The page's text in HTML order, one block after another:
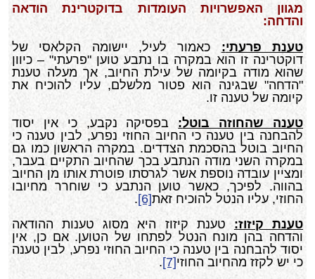
מגוון האפשרויות העומדות בדוקטרינת הודאה
והדחה:
טענת פרעתי: כאמור לעיל, יישומה הקלאסי של
דוקטרינה זו הוא במקרה בו נתבע טוען "פרעתי" – כיוון
שהוא מודה בקיומה של עילת החיוב, אך מעלה טענת
"הדחה" שבגינה הוא פטור מלשלם, עליו להוכיח את
קיומה של טענה זו.
טענה שהחוזה בוטל: בפסיקה נקבע, כי אין יסוד
להבחנה בין טענה כי החיוב החוזי נפרע, לבין טענה כי
החיוב בוטל בהסכמת הצדדים. במקרה הראשון כמו גם
במקרה השני מודה הנתבע בכך שהחיוב התקיים בעבר,
ומציין עובדה נוספת אשר לגרסתו פוטרת אותו מן החיוב
בהווה. לפיכך, כאשר טוען הנתבע כי שוחרר מחיובו
החוזי, עליו הנטל להוכיח זאת[6]
.
טענת קיזוז: טענת קיזוז היא מסוג טענות ההודאה
והדחה בהן מונח הנטל לפתחו של הטוען. אם כן, אין
יסוד להבחנה בין טענה כי החיוב החוזי נפרע, לבין טענה
כי יש לקזז מהחיוב החוזי[7]
.